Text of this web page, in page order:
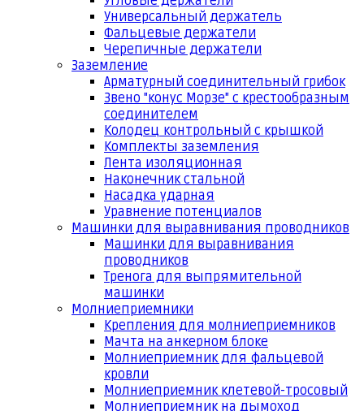
Универсальный держатель
Фальцевые держатели
Черепичные держатели
Заземление
Арматурный соединительный грибок
Звено "конус Морзе" с крестообразным
соединителем
Колодец контрольный с крышкой
Комплекты заземления
Лента изоляционная
Наконечник стальной
Насадка ударная
Уравнение потенциалов
Машинки для выравнивания проводников
Машинки для выравнивания
проводников
Тренога для выпрямительной
машинки
Молниеприемники
Крепления для молниеприемников
Мачта на анкерном блоке
Молниеприемник для фальцевой
кровли
Молниеприемник клетевой-тросовый
Молниеприемник на дымоход